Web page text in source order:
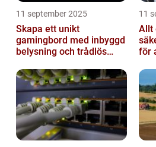
11 september 2025
Skapa ett unikt
gamingbord med inbyggd
belysning och trådlös
11
Allt
för